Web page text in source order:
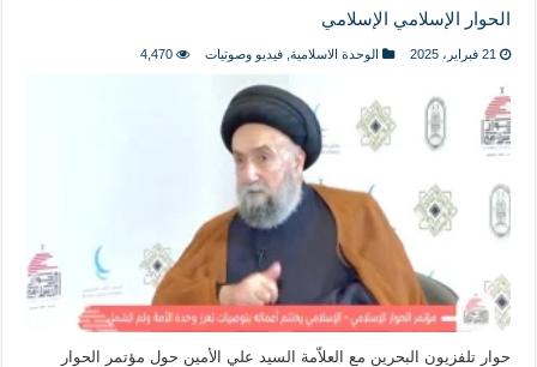
لن تحمينا مذاهبنا ولا طوائفنا ولا أحزابنا ولا جماعاتنا، بل الإنصهار الوطني والدولة
المذاهب ليست قدرًا لا يمكن تجاوزه
ليست المنفعة تأتي من إسلامية النّظام كما لا تأتي المضرة من مسيحية النظام
المتهاون بوطنه متهاون بدينه حتماً
نسج العلاقة مع الآخر تكون من خلال منظومة القيم و المبادئ الانسانية التي تجعل
الحوار الإسلامي الإسلامي
21 فبراير، 2025 الوحدة الاسلامية, فيديو وصوتيات 4,470
حوار تلفزيون البحرين مع العلاّمة السيد علي الأمين حول مؤتمر الحوار